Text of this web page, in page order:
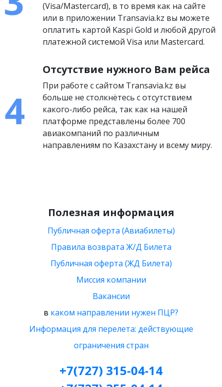
(Visa/Mastercard), в то время как на сайте
или в приложении Transavia.kz вы можете
оплатить картой Kaspi Gold и любой другой
платежной системой Visa или Mastercard.
Отсутствие нужного Вам рейса
При работе с сайтом Transavia.kz вы
больше не столкнётесь с отсутствием
какого-либо рейса, так как на нашей
платформе представлены более 700
авиакомпаний по различным
направлениям по Казахстану и всему миру.
Полезная информация
Публичная оферта (Авиабилеты)
Правила возврата Ж/Д Билета
Публичная оферта (ЖД Билета)
Миссия компании
Вакансии
в каком направлении нужен ПЦР?
Информация для перелета: действующие
ограничения стран
+7(727) 315-04-14